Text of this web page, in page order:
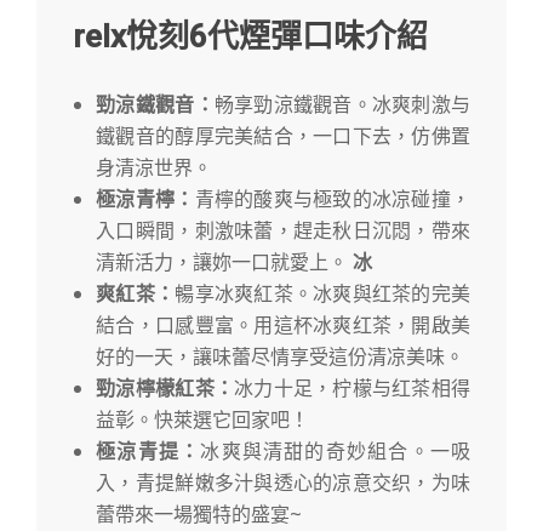
re x悅刻6代煙彈口味介紹
勁涼鐵觀音： 畅享勁涼鐵觀音。冰爽刺激与
鐵觀音的醇厚完美結合，一口下去，仿佛置
身清涼世界。
極涼青檸： 青檸的酸爽与極致的冰凉碰撞，
入口瞬間，刺激味蕾，趕走秋日沉悶，帶來
清新活力，讓妳一口就愛上。冰
爽紅茶： 暢享冰爽紅茶。冰爽與红茶的完美
結合，口感豐富。用這杯冰爽红茶，開啟美
好的一天，讓味蕾尽情享受這份清凉美味。
勁涼檸檬紅茶： 冰力十足，柠檬与红茶相得
益彰。快萊選它回家吧！
極涼青提： 冰爽與清甜的奇妙組合。一吸
入，青提鮮嫩多汁與透心的凉意交织，为味
蕾帶來一場獨特的盛宴~